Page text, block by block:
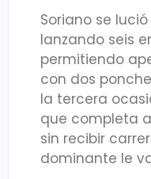
Soriano se
lanzando seis
permitiendo
con dos
la tercera
que completa
sin recibir
dominante le